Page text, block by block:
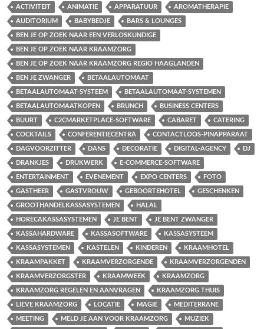
ACTIVITEIT ANIMATIE APPARATUUR AROMATHERAPIE
AUDITORIUM BABYBEDJE BARS & LOUNGES
BEN JE OP ZOEK NAAR EEN VERLOSKUNDIGE
BEN JE OP ZOEK NAAR KRAAMZORG
BEN JE OP ZOEK NAAR KRAAMZORG REGIO HAAGLANDEN
BEN JE ZWANGER BETAALAUTOMAAT
BETAALAUTOMAAT-SYSTEEM BETAALAUTOMAAT-SYSTEMEN
BETAALAUTOMAATKOPEN BRUNCH BUSINESS CENTERS
BUURT C2CMARKETPLACE-SOFTWARE CABARET CATERING
COCKTAILS CONFERENTIECENTRA CONTACTLOOS-PINAPPARAAT
DAGVOORZITTER DANS DECORATIE DIGITAL-AGENCY DJ
DRANKJES DRUKWERK E-COMMERCE-SOFTWARE
ENTERTAINMENT EVENEMENT EXPO CENTERS FOTO
GASTHEER GASTVROUW GEBOORTEHOTEL GESCHENKEN
GROOTHANDELKASSASYSTEMEN HALAL
HORECAKASSASYSTEMEN JE BENT JE BENT ZWANGER
KASSAHARDWARE KASSASOFTWARE KASSASYSTEEM
KASSASYSTEMEN KASTELEN KINDEREN KRAAMHOTEL
KRAAMPAKKET KRAAMVERZORGENDE KRAAMVERZORGENDEN
KRAAMVERZORGSTER KRAAMWEEK KRAAMZORG
KRAAMZORG REGELEN EN AANVRAGEN KRAAMZORG THUIS
LIEVE KRAAMZORG LOCATIE MAGIE MEDITERRANE
MEETING MELD JE AAN VOOR KRAAMZORG MUZIEK